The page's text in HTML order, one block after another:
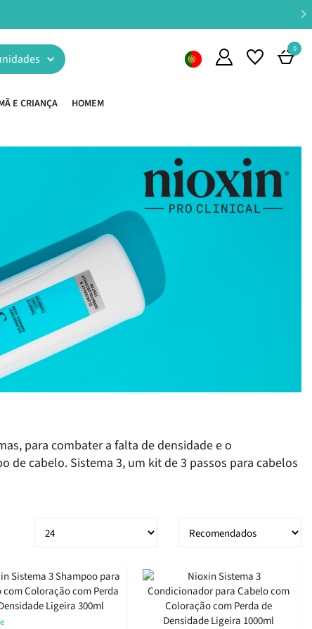
0
E CRIANÇA HOMEM
para combater a falta de densidade e o
cabelo. Sistema 3, um kit de 3 passos para cabelos